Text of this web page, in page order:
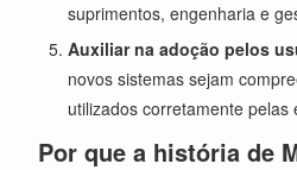
suprimentos, engenharia e
Auxiliar na adoção pelos
novos sistemas sejam
utilizados corretamente pelas
Por que a história de